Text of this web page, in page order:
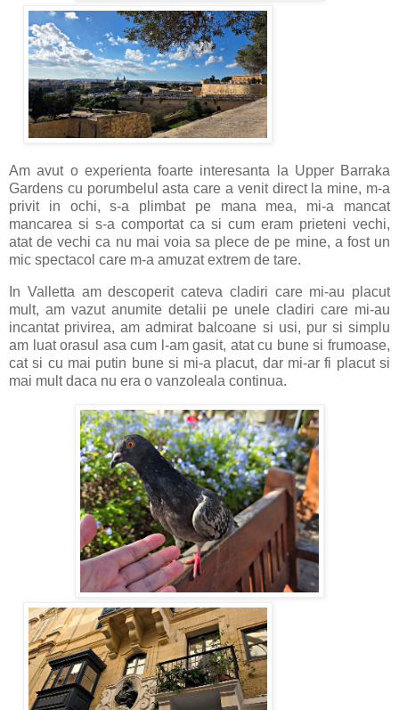
Am avut o experienta foarte interesanta la Upper Barraka
Gardens cu porumbelul asta care a venit direct la mine, m-a
privit in ochi, s-a plimbat pe mana mea, mi-a mancat
mancarea si s-a comportat ca si cum eram prieteni vechi,
atat de vechi ca nu mai voia sa plece de pe mine, a fost un
mic spectacol care m-a amuzat extrem de tare.
In Valletta am descoperit cateva cladiri care mi-au placut
mult, am vazut anumite detalii pe unele cladiri care mi-au
incantat privirea, am admirat balcoane si usi, pur si simplu
am luat orasul asa cum l-am gasit, atat cu bune si frumoase,
cat si cu mai putin bune si mi-a placut, dar mi-ar fi placut si
mai mult daca nu era o vanzoleala continua.